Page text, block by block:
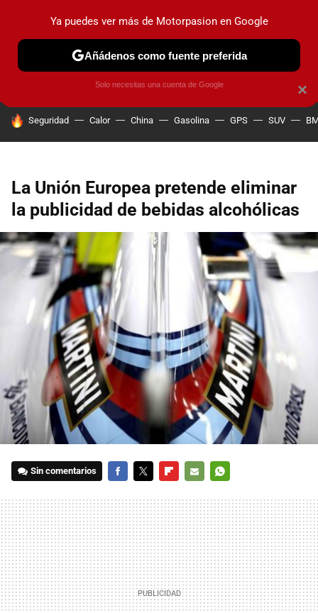
PRUEBAS COCHES ELÉCTRICOS OBSERVATORIO
HOY SE HABLA DE
Seguridad Calor China Gasolina GPS SUV
La Unión Europea pretende eliminar
la publicidad de bebidas alcohólicas
Sin comentarios
MAIL
×
Ya puedes ver más de Motorpasion en Google
Añádenos como fuente preferida
Solo necesitas una cuenta de Google